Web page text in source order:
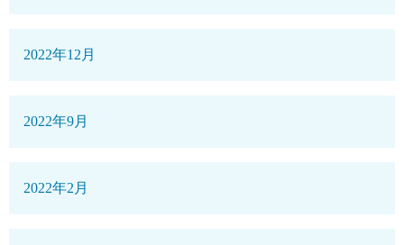
2022年12月
2022年9月
2022年2月